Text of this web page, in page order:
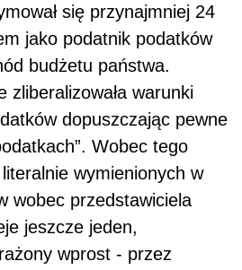
się przynajmniej 24
jako podatnik podatków
budżetu państwa.
zliberalizowała warunki
dopuszczając pewne
Wobec tego
wymienionych w
wobec przedstawiciela
jeszcze jeden,
wprost - przez